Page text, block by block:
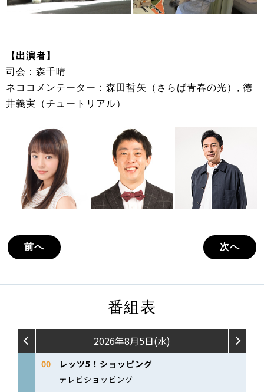
【出演者】
司会：森千晴
ネココメンテーター：森田哲矢（さらば青春の光）, 徳
井義実（チュートリアル）
前へ 次へ
番組表